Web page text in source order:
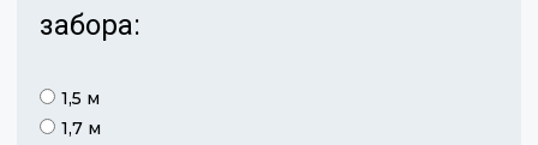
забора:
1,5 м
1,7 м